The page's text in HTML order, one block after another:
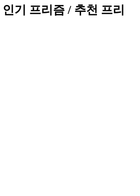
인기 프리즘 / 추천 프리